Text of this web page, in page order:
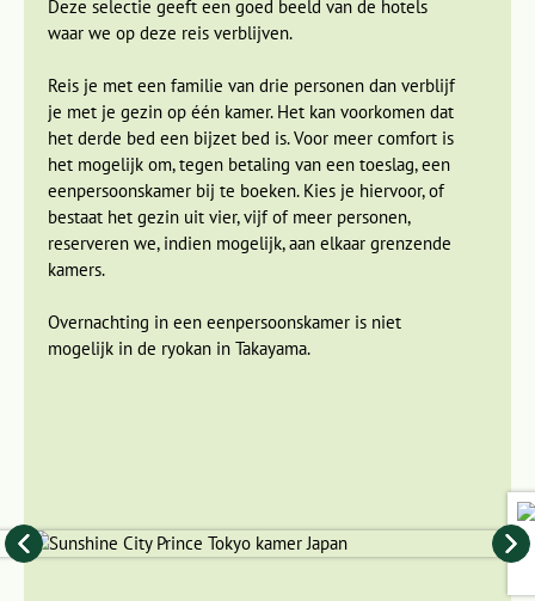
pantoffels voor je klaar. Het is gebruikelijk om voor het eten
te baden in een onsen. Eerst ga je zitten op een klein krukje
Daarna ga je pas het bad in. Helemaal schoon en ontspannen
wordt er een heerlijke klassieke Japanse maaltijd geserveerd:
Hida kaiseki, bestaande uit een aantal kleine gerechten. Op
deze manier komen de smaken het beste tot hun recht.
De vele tempels in Kyoto
Dag 10 Kyoto, bezoek Nara en Fushimi Inaritempel
Deze selectie geeft een goed beeld van de hotels
waar we op deze reis verblijven.
Reis je met een familie van drie personen dan verblijf
je met je gezin op één kamer. Het kan voorkomen dat
het derde bed een bijzet bed is. Voor meer comfort is
het mogelijk om, tegen betaling van een toeslag, een
eenpersoonskamer bij te boeken. Kies je hiervoor, of
bestaat het gezin uit vier, vijf of meer personen,
reserveren we, indien mogelijk, aan elkaar grenzende
kamers.
Overnachting in een eenpersoonskamer is niet
mogelijk in de ryokan in Takayama.